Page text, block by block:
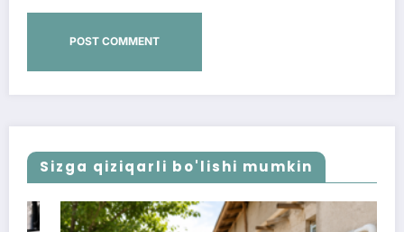
Sizga qiziqarli bo'lishi mumkin